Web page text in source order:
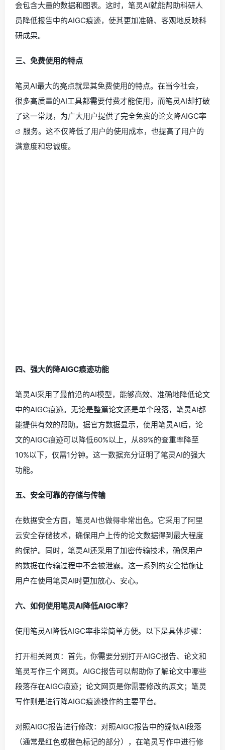
会包含大量的数据和图表。这时，笔灵AI就能帮助科研人
员降低报告中的AIGC痕迹，使其更加准确、客观地反映科
研成果。
三、免费使用的特点
笔灵AI最大的亮点就是其免费使用的特点。在当今社会，
很多高质量的AI工具都需要付费才能使用，而笔灵AI却打破
了这一常规，为广大用户提供了完全免费的论文降AIGC率
服务。这不仅降低了用户的使用成本，也提高了用户的
满意度和忠诚度。
四、强大的降AIGC痕迹功能
笔灵AI采用了最前沿的AI模型，能够高效、准确地降低论文
中的AIGC痕迹。无论是整篇论文还是单个段落，笔灵AI都
能提供有效的帮助。据官方数据显示，使用笔灵AI后，论
文的AIGC痕迹可以降低60%以上，从89%的查重率降至
10%以下，仅需1分钟。这一数据充分证明了笔灵AI的强大
功能。
五、安全可靠的存储与传输
在数据安全方面，笔灵AI也做得非常出色。它采用了阿里
云安全存储技术，确保用户上传的论文数据得到最大程度
的保护。同时，笔灵AI还采用了加密传输技术，确保用户
的数据在传输过程中不会被泄露。这一系列的安全措施让
用户在使用笔灵AI时更加放心、安心。
六、如何使用笔灵AI降低AIGC率？
使用笔灵AI降低AIGC率非常简单方便。以下是具体步骤：
打开相关网页：首先，你需要分别打开AIGC报告、论文和
笔灵写作三个网页。AIGC报告可以帮助你了解论文中哪些
段落存在AIGC痕迹；论文网页是你需要修改的原文；笔灵
写作则是进行降AIGC痕迹操作的主要平台。
对照AIGC报告进行修改：对照AIGC报告中的疑似AI段落
（通常是红色或橙色标记的部分），在笔灵写作中进行修